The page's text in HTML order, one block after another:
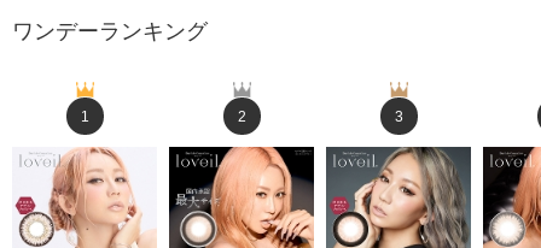
ワンデーランキング
1 2 3